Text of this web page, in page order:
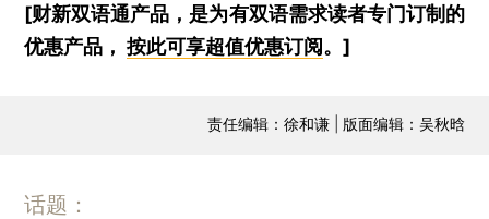
[财新双语通产品，是为有双语需求读者专门订制的
优惠产品，按此可享超值优惠订阅。]
责任编辑：徐和谦 | 版面编辑：吴秋晗
话题：